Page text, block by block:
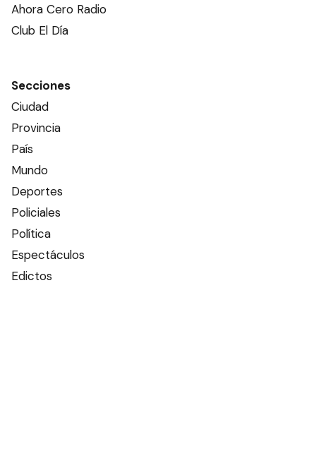
Ahora Cero Radio
Club El Día
Secciones
Ciudad
Provincia
País
Mundo
Deportes
Policiales
Política
Espectáculos
Edictos